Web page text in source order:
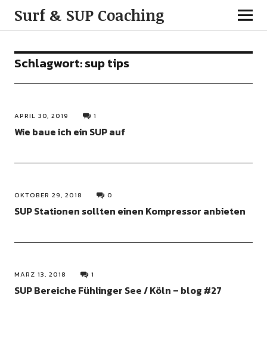
Surf & SUP Coaching
Schlagwort:sup tips
APRIL 30, 2019 1
Wie baue ich ein SUP auf
OKTOBER 29, 2018 0
SUP Stationen sollten einen Kompressor anbieten
MÄRZ 13, 2018 1
SUP Bereiche Fühlinger See / Köln – blog #27